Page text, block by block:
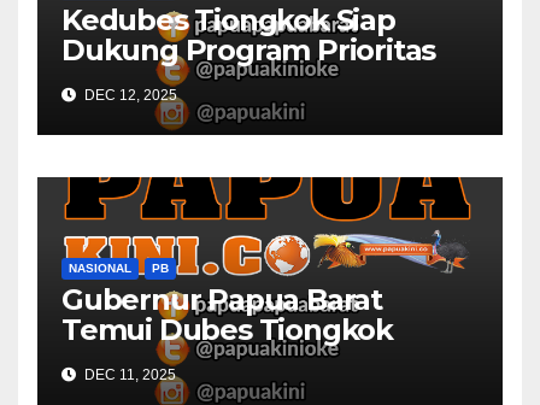
Kedubes Tiongkok Siap
Dukung Program Prioritas
Papua Barat
DEC 12, 2025
NASIONAL PB
Gubernur Papua Barat
Temui Dubes Tiongkok
Bahas Potensi Investasi
DEC 11, 2025